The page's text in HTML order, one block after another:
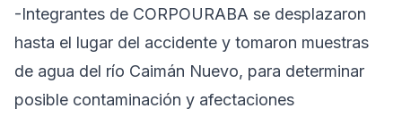
-Integrantes de CORPOURABA se desplazaron
hasta el lugar del accidente y tomaron muestras
de agua del río Caimán Nuevo, para determinar
posible contaminación y afectaciones